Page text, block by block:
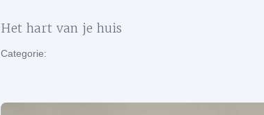
Het hart van je huis
Categorie: